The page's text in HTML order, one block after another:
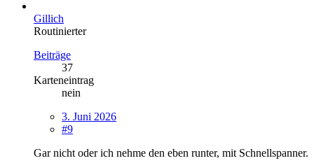
Gillich
Routinierter
Beiträge
37
Karteneintrag
nein
3. Juni 2026
#9
Gar nicht oder ich nehme den eben runter, mit Schnellspanner.